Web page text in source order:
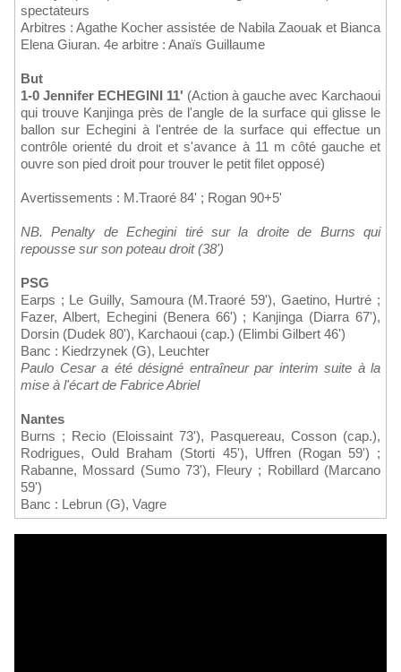
spectateurs
Arbitres : Agathe Kocher assistée de Nabila Zaouak et Bianca
Elena Giuran. 4e arbitre : Anaïs Guillaume
But
1-0 Jennifer ECHEGINI 11' (Action à gauche avec Karchaoui
qui trouve Kanjinga près de l'angle de la surface qui glisse le
ballon sur Echegini à l'entrée de la surface qui effectue un
contrôle orienté du droit et s'avance à 11 m côté gauche et
ouvre son pied droit pour trouver le petit filet opposé)
Avertissements : M.Traoré 84' ; Rogan 90+5'
NB. Penalty de Echegini tiré sur la droite de Burns qui
repousse sur son poteau droit (38')
PSG
Earps ; Le Guilly, Samoura (M.Traoré 59'), Gaetino, Hurtré ;
Fazer, Albert, Echegini (Benera 66') ; Kanjinga (Diarra 67'),
Dorsin (Dudek 80'), Karchaoui (cap.) (Elimbi Gilbert 46')
Banc : Kiedrzynek (G), Leuchter
Paulo Cesar a été désigné entraîneur par interim suite à la
mise à l'écart de Fabrice Abriel
Nantes
Burns ; Recio (Eloissaint 73'), Pasquereau, Cosson (cap.),
Rodrigues, Ould Braham (Storti 45'), Uffren (Rogan 59') ;
Rabanne, Mossard (Sumo 73'), Fleury ; Robillard (Marcano
59')
Banc : Lebrun (G), Vagre